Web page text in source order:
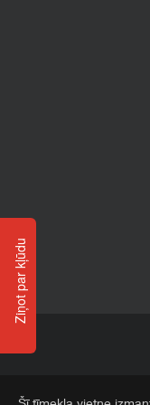
Ziņot par kļūdu